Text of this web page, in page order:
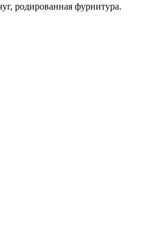
родированная фурнитура.